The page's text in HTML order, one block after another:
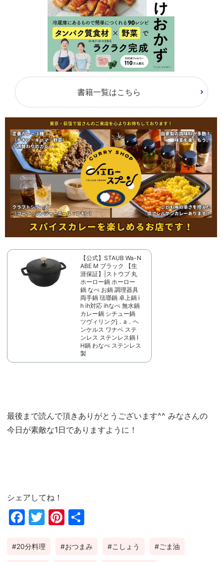
書籍一覧はこちら
【公式】STAUB Wa-N
ABE M ブラック 【生
涯保証】|ストウブ 丸
ホーロー鍋 ホーロー
鍋 なべ お鍋 調理器具
両手鍋 琺瑯鍋 卓上鍋 i
h ih対応 ihなべ 無水鍋
カレー鍋 シチュー鍋
ツヴィリングj．a．ヘ
ンケルス ワナベ ステ
ンレス ステンレス鍋 I
H鍋 わなべ ステンレス
製
最後まで読んで頂きありがとうございます^^ みなさんの
今日が素敵な1日でありますように！
シェアしてね！
Fac
ok
Twi
Pin
est
20分料理 おつまみ こしょう ごま油